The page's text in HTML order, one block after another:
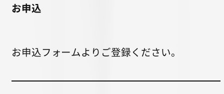
お申込
お申込フォームよりご登録ください。